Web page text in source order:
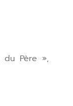
du Père »,